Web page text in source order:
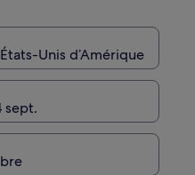
Unis d’Amérique
sept.